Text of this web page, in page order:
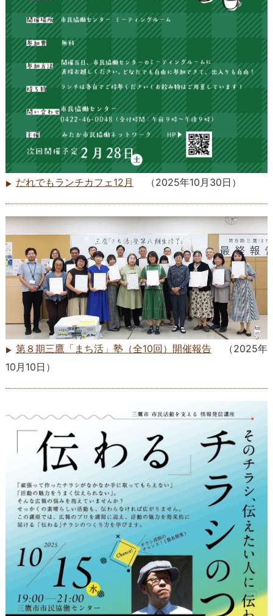
だれでもランチカフェ12月 （2025年10月30日 ）
第８期三鷹「まち活」塾（全10回）開催報告 （2025年
10月10日 ）